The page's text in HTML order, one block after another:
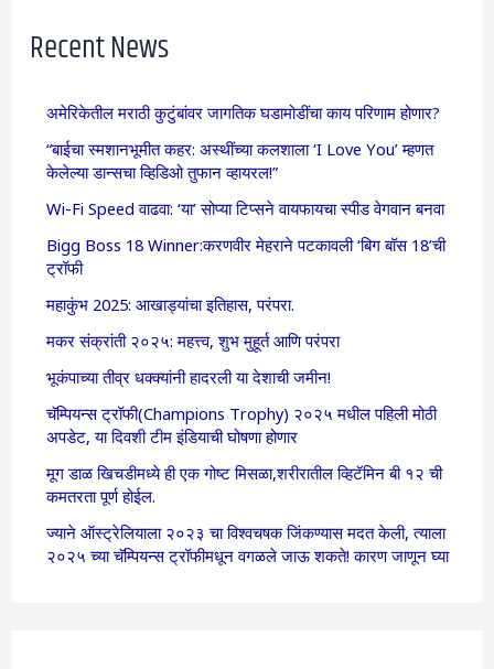
Recent News
अमेरिकेतील मराठी कुटुंबांवर जागतिक घडामोडींचा काय परिणाम होणार?
“बाईचा स्मशानभूमीत कहर: अस्थींच्या कलशाला ‘I Love You’ म्हणत
केलेल्या डान्सचा व्हिडिओ तुफान व्हायरल!”
Wi-Fi Speed वाढवा: ‘या’ सोप्या टिप्सने वायफायचा स्पीड वेगवान बनवा
Bigg Boss 18 Winner:करणवीर मेहराने पटकावली ‘बिग बॉस 18’ची
ट्रॉफी
महाकुंभ 2025: आखाड्यांचा इतिहास, परंपरा.
मकर संक्रांती २०२५: महत्त्व, शुभ मुहूर्त आणि परंपरा
भूकंपाच्या तीव्र धक्क्यांनी हादरली या देशाची जमीन!
चॅम्पियन्स ट्रॉफी(Champions Trophy) २०२५ मधील पहिली मोठी
अपडेट, या दिवशी टीम इंडियाची घोषणा होणार
मूग डाळ खिचडीमध्ये ही एक गोष्ट मिसळा,शरीरातील व्हिटॅमिन बी १२ ची
कमतरता पूर्ण होईल.
ज्याने ऑस्ट्रेलियाला २०२३ चा विश्वचषक जिंकण्यास मदत केली, त्याला
२०२५ च्या चॅम्पियन्स ट्रॉफीमधून वगळले जाऊ शकते! कारण जाणून घ्या